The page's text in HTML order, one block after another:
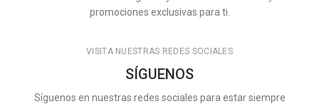
promociones exclusivas para ti.
VISITA NUESTRAS REDES SOCIALES
SÍGUENOS
Síguenos en nuestras redes sociales para estar siempre